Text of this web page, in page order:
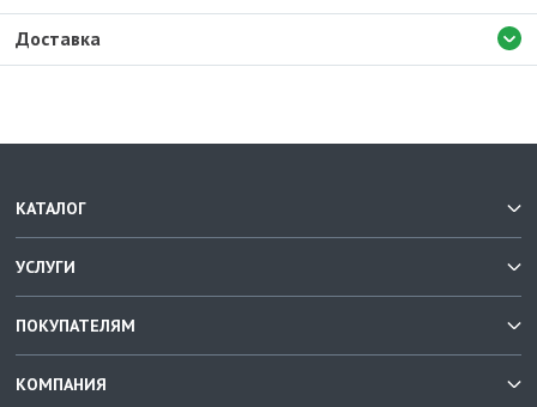
Доставка
КАТАЛОГ
УСЛУГИ
ПОКУПАТЕЛЯМ
КОМПАНИЯ